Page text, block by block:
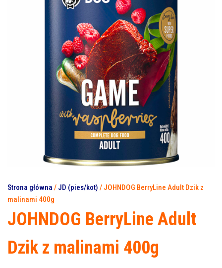
Strona główna / JD (pies/kot) / JOHNDOG BerryLine Adult Dzik z
malinami 400g
JOHNDOG BerryLine Adult
Dzik z malinami 400g